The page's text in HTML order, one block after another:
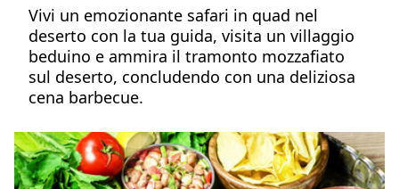
Vivi un emozionante safari in quad nel
deserto con la tua guida, visita un villaggio
beduino e ammira il tramonto mozzafiato
sul deserto, concludendo con una deliziosa
cena barbecue.